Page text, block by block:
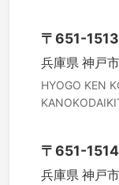
〒651-1513
兵庫県 神戸
HYOGO KEN
〒651-1514
兵庫県 神戸